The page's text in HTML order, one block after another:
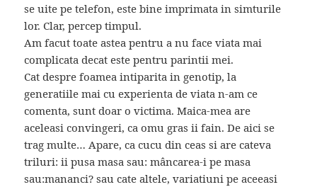
se uite pe telefon, este bine imprimata in simturile
lor. Clar, percep timpul.
Am facut toate astea pentru a nu face viata mai
complicata decat este pentru parintii mei.
Cat despre foamea intiparita in genotip, la
generatiile mai cu experienta de viata n-am ce
comenta, sunt doar o victima. Maica-mea are
aceleasi convingeri, ca omu gras ii fain. De aici se
trag multe… Apare, ca cucu din ceas si are cateva
triluri: ii pusa masa sau: mâncarea-i pe masa
sau:mananci? sau cate altele, variatiuni pe aceeasi